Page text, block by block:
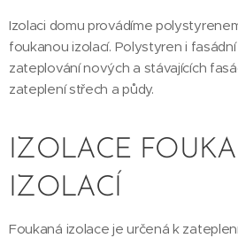
Izolaci domu provádíme
foukanou izolací. Polystyren i
zateplování nových a stávajících
zateplení střech a půdy.
IZOLACE
IZOLACÍ
Foukaná izolace je určená k